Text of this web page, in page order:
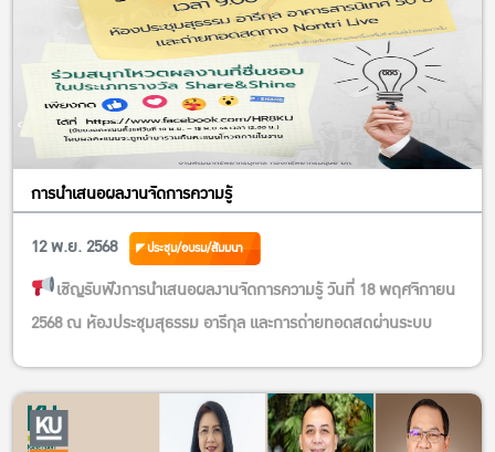
การนำเสนอผลงานจัดการความรู้
12 พ.ย. 2568
ประชุม/อบรม/สัมมนา
เชิญรับฟังการนำเสนอผลงานจัดการความรู้ วันที่ 18 พฤศจิกายน
2568 ณ ห้องประชุมสุธรรม อารีกุล และการถ่ายทอดสดผ่านระบบ
พลาดไม่ได้!! ร่วมสนุกโหวตผลงานที่ชื่นชอบ ผลงานไหนเปล่งประ
กายสุดๆ ผลงานนั้น รับรางวัล Share&Shine ไปเลยยยย